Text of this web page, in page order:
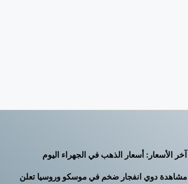
آخر الأسعار: أسعار الذهب في الجهراء اليوم
مشاهدة دوي انفجار ضخم في موسكو وروسيا تعلن